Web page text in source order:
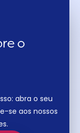
o
abra o seu
se aos nossos